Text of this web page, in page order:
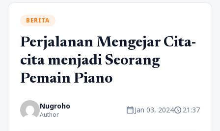
BERITA
Perjalanan Mengejar Cita-
cita menjadi Seorang
Pemain Piano
Nugroho
Author calendar_todayJan 03, 2024schedule21:37